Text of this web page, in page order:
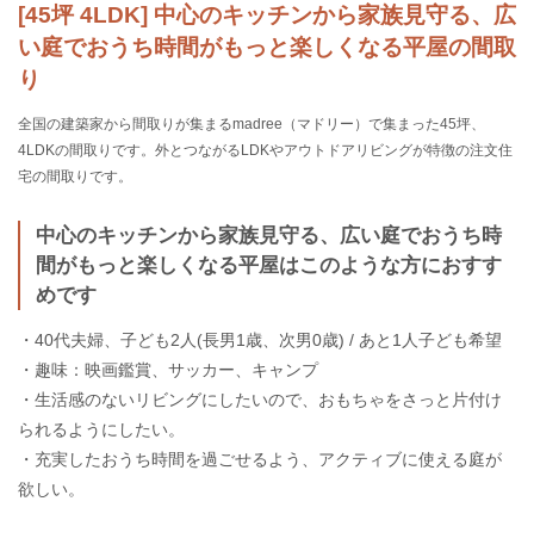
[45坪 4LDK] 中心のキッチンから家族見守る、広
い庭でおうち時間がもっと楽しくなる平屋の間取
り
全国の建築家から間取りが集まるmadree（マドリー）で集まった45坪、
4LDKの間取りです。外とつながるLDKやアウトドアリビングが特徴の注文住
宅の間取りです。
中心のキッチンから家族見守る、広い庭でおうち時
間がもっと楽しくなる平屋はこのような方におすす
めです
・40代夫婦、子ども2人(長男1歳、次男0歳) / あと1人子ども希望
・趣味：映画鑑賞、サッカー、キャンプ
・生活感のないリビングにしたいので、おもちゃをさっと片付け
られるようにしたい。
・充実したおうち時間を過ごせるよう、アクティブに使える庭が
欲しい。